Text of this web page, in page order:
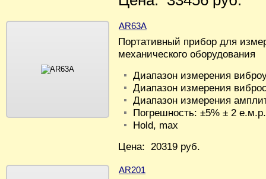
AR63A
Портативный прибор для
механического оборудования
Диапазон измерения
Диапазон измерения
Диапазон измерения
Погрешность: ±5% ± 2 е.м.р.
Hold, max
Цена: 20319 руб.
AR201